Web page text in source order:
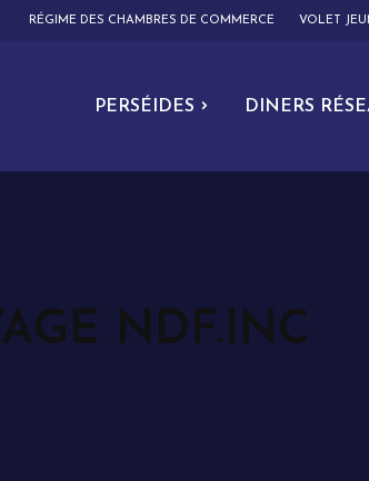
RÉGIME DES CHAMBRES DE COMMERCE VOLET
PERSÉIDES DINERS
NDF.INC